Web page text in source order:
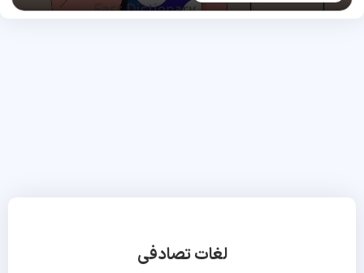
لغات تصادفی